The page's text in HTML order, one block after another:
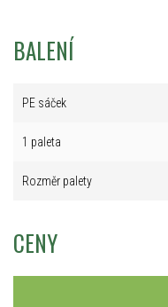
BALENÍ
PE sáček
1 paleta
Rozměr palety
CENY